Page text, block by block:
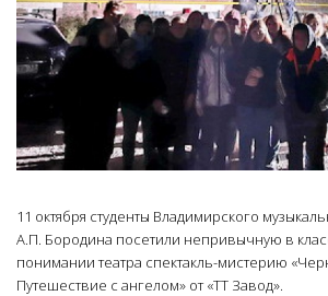
11 октября студенты Владимирского
А.П. Бородина посетили непривычную в
понимании театра спектакль-мистерию
Путешествие с ангелом» от «ТТ Завод».